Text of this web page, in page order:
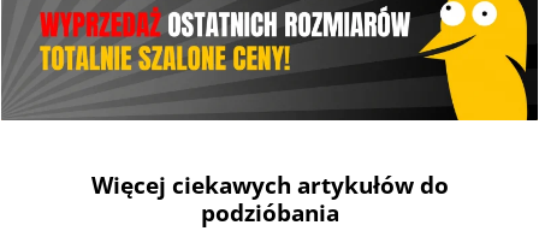
Więcej ciekawych artykułów do
podzióbania